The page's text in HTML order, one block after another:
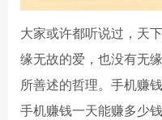
大家或许都听说过，天
缘无故的爱，也没有无
所善述的哲理。手机赚
手机赚钱一天能赚多少